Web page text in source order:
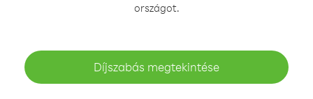
országot.
Díjszabás megtekintése